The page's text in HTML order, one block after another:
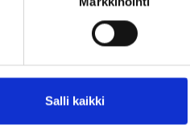
Salli kaikki